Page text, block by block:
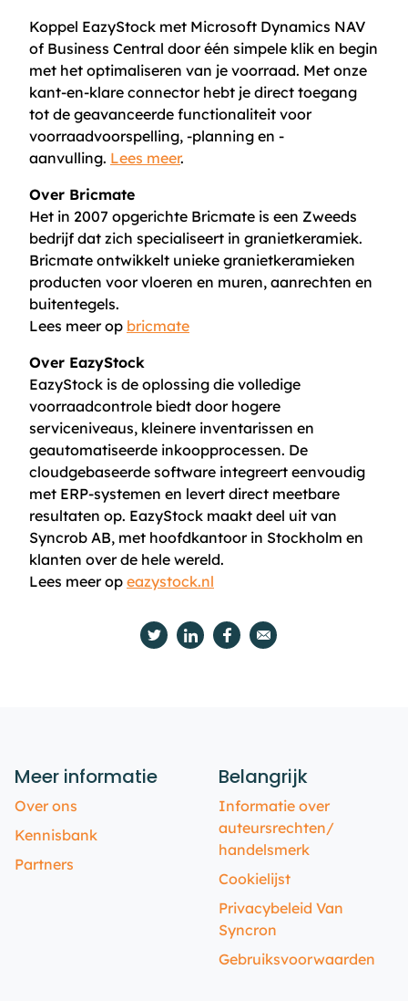
Koppel EazyStock met Microsoft Dynamics NAV
of Business Central door één simpele klik en begin
met het optimaliseren van je voorraad. Met onze
kant-en-klare connector hebt je direct toegang
tot de geavanceerde functionaliteit voor
voorraadvoorspelling, -planning en -
aanvulling. Lees meer.
Over Bricmate
Het in 2007 opgerichte Bricmate is een Zweeds
bedrijf dat zich specialiseert in granietkeramiek.
Bricmate ontwikkelt unieke granietkeramieken
producten voor vloeren en muren, aanrechten en
buitentegels.
Lees meer op bricmate
Over EazyStock
EazyStock is de oplossing die volledige
voorraadcontrole biedt door hogere
serviceniveaus, kleinere inventarissen en
geautomatiseerde inkoopprocessen. De
cloudgebaseerde software integreert eenvoudig
met ERP-systemen en levert direct meetbare
resultaten op. EazyStock maakt deel uit van
Syncrob AB, met hoofdkantoor in Stockholm en
klanten over de hele wereld.
Lees meer op eazystock.nl
Meer informatie
Over ons
Kennisbank
Partners
Belangrijk
Informatie over
auteursrechten/
handelsmerk
Cookielijst
Privacybeleid Van
Syncron
Gebruiksvoorwaarden